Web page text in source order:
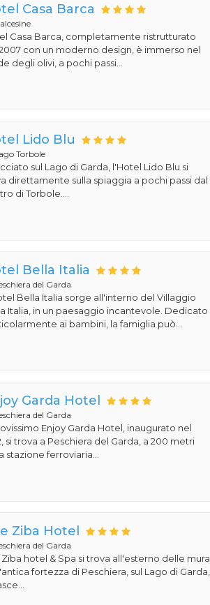
Casa Barca
Casa Barca, completamente ristrutturato
con un moderno design, è immerso nel
degli olivi, a pochi passi...
Lido Blu
Torbole
sul Lago di Garda, l'Hotel Lido Blu si
direttamente sulla spiaggia a pochi passi dal
di Torbole....
Bella Italia
del Garda
Bella Italia sorge all'interno del Villaggio
Italia, in un paesaggio incantevole. Dedicato
ai bambini, la famiglia può...
Garda Hotel
del Garda
Enjoy Garda Hotel, inaugurato nel
si trova a Peschiera del Garda, a 200 metri
stazione ferroviaria...
Ziba Hotel
del Garda
Ziba hotel & Spa si trova all'esterno delle mura
fortezza di Peschiera, sul Lago di Garda,